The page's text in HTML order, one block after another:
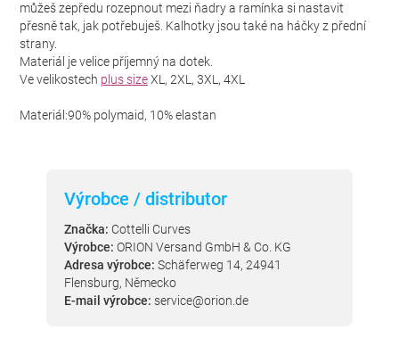
můžeš zepředu rozepnout mezi ňadry a ramínka si nastavit
přesně tak, jak potřebuješ. Kalhotky jsou také na háčky z přední
strany.
Materiál je velice příjemný na dotek.
Ve velikostech plus sizeXL, 2XL, 3XL, 4XL
Materiál:90% polymaid, 10% elastan
Výrobce / distributor
Značka: Cottelli Curves
Výrobce: ORION Versand GmbH & Co. KG
Adresa výrobce: Schäferweg 14, 24941
Flensburg, Německo
E-mail výrobce: service@orion.de